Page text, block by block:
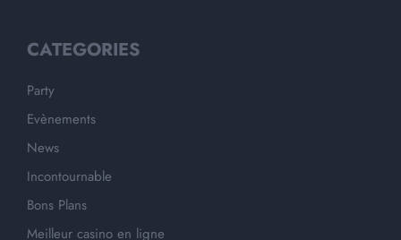
CATEGORIES
Party
Evènements
News
Incontournable
Bons Plans
Meilleur casino en ligne